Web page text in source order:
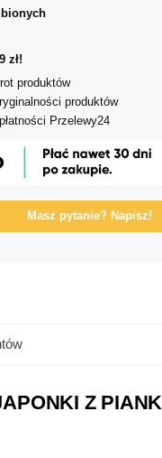
zł!
produktów
produktów
Przelewy24
Masz pytanie? Napisz!
Z